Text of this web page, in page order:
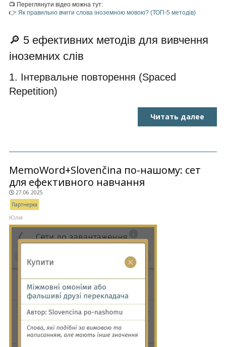
📺 Переглянути відео можна тут:
👉 Як правильно вчити слова іноземною мовою? (ТОП-5 методів)
🔎 5 ефективних методів для вивчення
іноземних слів
1. Інтервальне повторення (Spaced
Repetition)
Читать далее
MemoWord+Slovenčina по-нашому: сет
для ефективного навчання
27.06.2025
Партнерка
Юлія